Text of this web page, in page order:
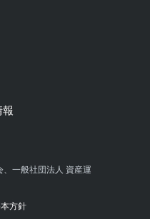
報
一般社団法人 資産運
方針